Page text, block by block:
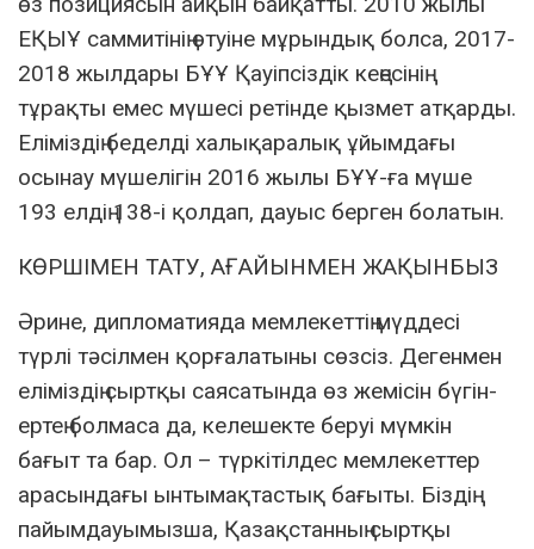
ЕҚЫҰ саммитінің өтуіне мұрындық болса, 2017-
2018 жылдары БҰҰ Қауіпсіздік кеңесінің
тұрақты емес мүшесі ретінде қызмет атқарды.
Еліміздің беделді халықаралық ұйымдағы
осынау мүшелігін 2016 жылы БҰҰ-ға мүше
193 елдің 138-і қолдап, дауыс берген болатын.
КӨРШІМЕН ТАТУ, АҒАЙЫНМЕН ЖАҚЫНБЫЗ
Әрине, дипломатияда мемлекеттің мүддесі
түрлі тәсілмен қорғалатыны сөзсіз. Дегенмен
еліміздің сыртқы саясатында өз жемісін бүгін-
ертең болмаса да, келешекте беруі мүмкін
бағыт та бар. Ол – түркітілдес мемлекеттер
арасындағы ынтымақтастық бағыты. Біздің
пайымдауымызша, Қазақстанның сыртқы